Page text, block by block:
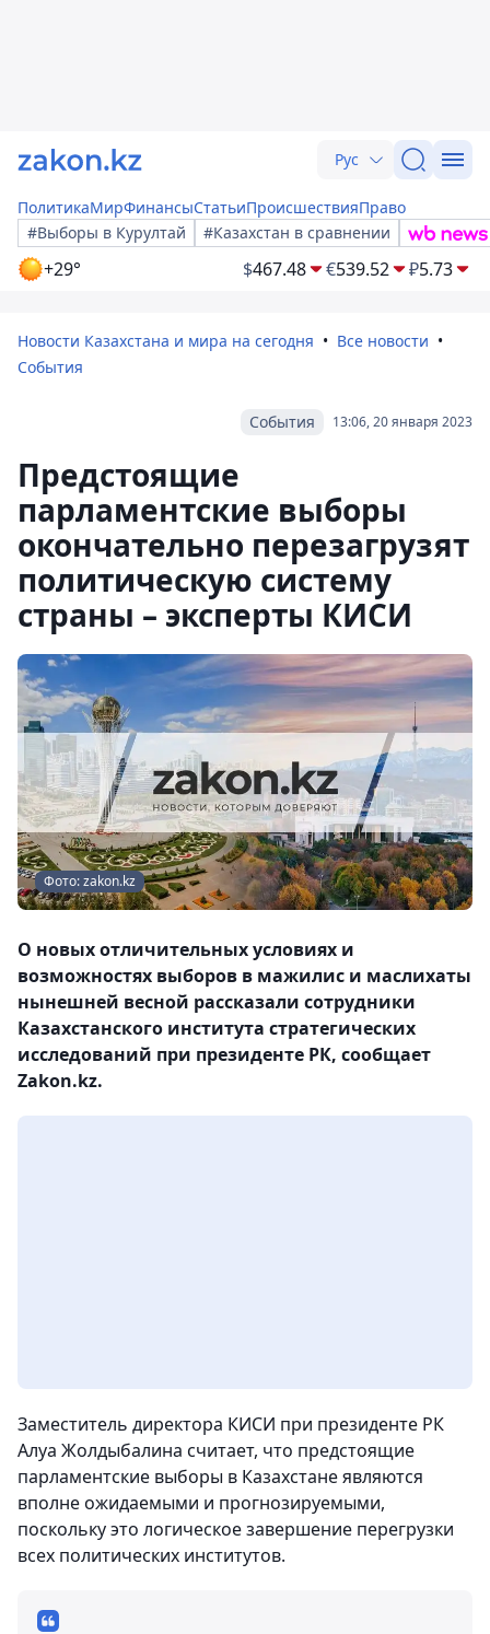
Рус
ПолитикаМирФинансыСтатьиПроисшествияПраво
#Выборы в Курултай
#Казахстан в сравнении
+29° $467.48 €539.52 ₽5.73
Новости Казахстана и мира на сегодня
Все новости
События
13:06, 20 января 2023
События
Предстоящие
парламентские выборы
окончательно перезагрузят
политическую систему
страны – эксперты КИСИ
Фото: zakon.kz
О новых отличительных условиях и
возможностях выборов в мажилис и маслихаты
нынешней весной рассказали сотрудники
Казахстанского института стратегических
исследований при президенте РК, сообщает
Zakon.kz.
Заместитель директора КИСИ при президенте РК
Алуа Жолдыбалина считает, что предстоящие
парламентские выборы в Казахстане являются
вполне ожидаемыми и прогнозируемыми,
поскольку это логическое завершение перегрузки
всех политических институтов.